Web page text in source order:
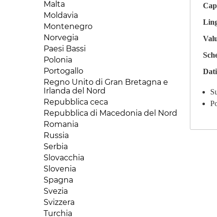
Mauritania
Mauritius
Mozambico
Niger
Nigeria
Repubblica Centraficana
Repubblica del Congo (Congo-
Brazaville)
Repubblica Democratica del
Congo
Ruanda
Senegal
Seychelles
Sierra Leone
Somalia
Sud Africa
Sudan
Tanzania
Togo
Tunisia
Repubblica Dominicana
Saint Lucia
Stati Uniti
Suriname
Trinidad e Tobago
Uruguay
Venezuela
Laos
Libano
Macao
Malesia
Mongolia
Myanmar
Oman
Pakistan
Palestina
Qatar
Repubblica popolare cinese
Singapore
Siria
Sri Lanka
Tagikistan
Tailandia
Taiwan
Turkmenistan
Uzbekistan
Malta
Moldavia
Montenegro
Norvegia
Paesi Bassi
Polonia
Portogallo
Regno Unito di Gran Bretagna e
Irlanda del Nord
Repubblica ceca
Repubblica di Macedonia del Nord
Romania
Russia
Serbia
Slovacchia
Slovenia
Spagna
Svezia
Svizzera
Turchia